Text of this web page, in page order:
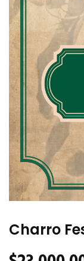
Charro